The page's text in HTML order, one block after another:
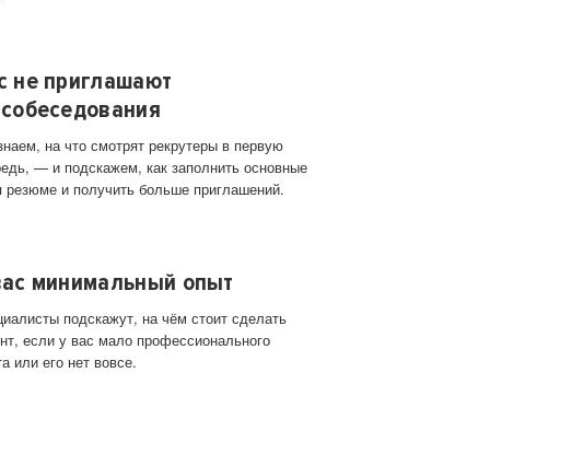
не приглашают
на что смотрят рекрутеры в первую
— и подскажем, как заполнить основные
резюме и получить больше приглашений.
минимальный опыт
подскажут, на чём стоит сделать
если у вас мало профессионального
или его нет вовсе.